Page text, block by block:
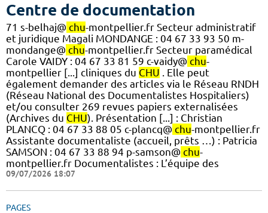
Centre de documentation
71 s-belhaj@ chu-montpellier.fr Secteur administratif
et juridique Magali MONDANGE : 04 67 33 93 50 m-
mondange@ chu-montpellier.fr Secteur paramédical
Carole VAIDY : 04 67 33 81 59 c-vaidy@ chu-
montpellier [...] cliniques du CHU . Elle peut
également demander des articles via le Réseau RNDH
(Réseau National des Documentalistes Hospitaliers)
et/ou consulter 269 revues papiers externalisées
(Archives du CHU). Présentation [...] : Christian
PLANCQ : 04 67 33 88 05 c-plancq@ chu-montpellier.fr
Assistante documentaliste (accueil, prêts …) : Patricia
SAMSON : 04 67 33 88 94 p-samson@ chu-
montpellier.fr Documentalistes : L’équipe des
09/07/2026 18:07
PAGES